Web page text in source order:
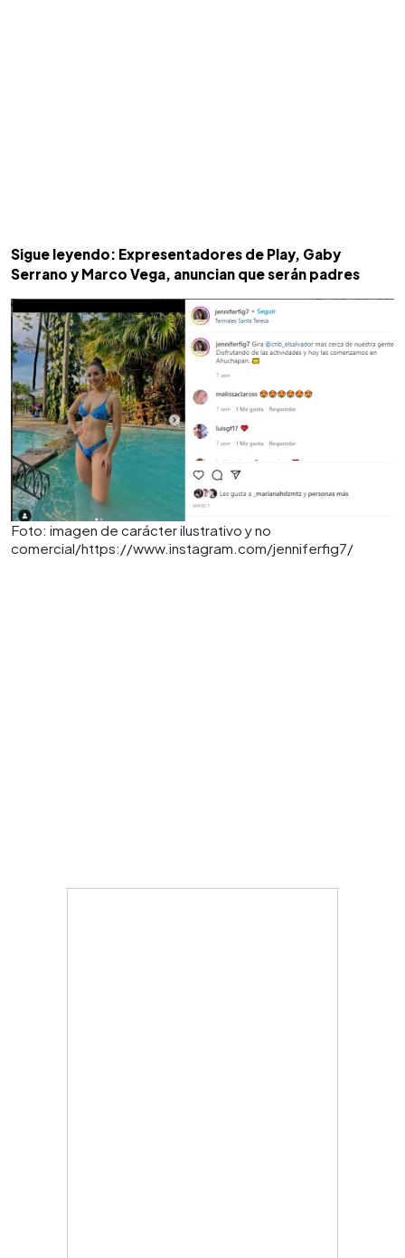
Sigue leyendo: Expresentadores de Play, Gaby
Serrano y Marco Vega, anuncian que serán padres
Foto: imagen de carácter ilustrativo y no
comercial/https://www.instagram.com/jenniferfig7/